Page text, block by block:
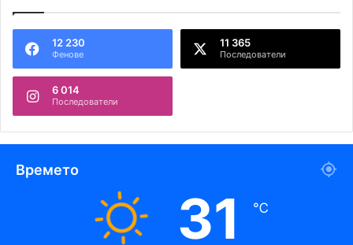
12 230
Фенове
11 365
Последователи
6 014
Последователи
Времето
31 ℃